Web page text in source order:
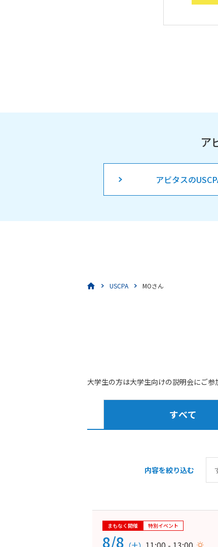
ア
アビタスの
USCPA MOさん
大学生の方は大学生向けの説明会にご
すべて
内容を絞り込む
まもなく開催 特別イベント
8/8